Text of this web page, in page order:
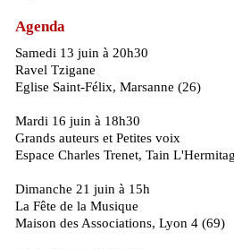
Agenda
Samedi 13 juin à 20h30
Ravel Tzigane
Eglise Saint-Félix, Marsanne (26)
Mardi 16 juin à 18h30
Grands auteurs et Petites voix
Espace Charles Trenet, Tain
Dimanche 21 juin à 15h
La Fête de la Musique
Maison des Associations, Lyon 4 (69)